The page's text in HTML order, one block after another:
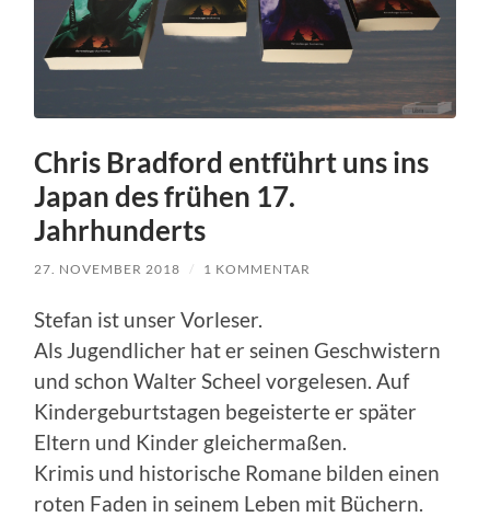
Chris Bradford entführt uns ins
Japan des frühen 17.
Jahrhunderts
27. NOVEMBER 2018 / 1 KOMMENTAR
Stefan ist unser Vorleser.
Als Jugendlicher hat er seinen Geschwistern
und schon Walter Scheel vorgelesen. Auf
Kindergeburtstagen begeisterte er später
Eltern und Kinder gleichermaßen.
Krimis und historische Romane bilden einen
roten Faden in seinem Leben mit Büchern.